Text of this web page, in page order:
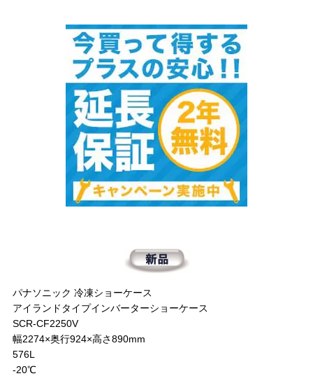
パナソニック 冷凍ショーケース
アイランドタイプインバーターショーケース
SCR-CF2250V
幅2274×奥行924×高さ890mm
576L
-20℃